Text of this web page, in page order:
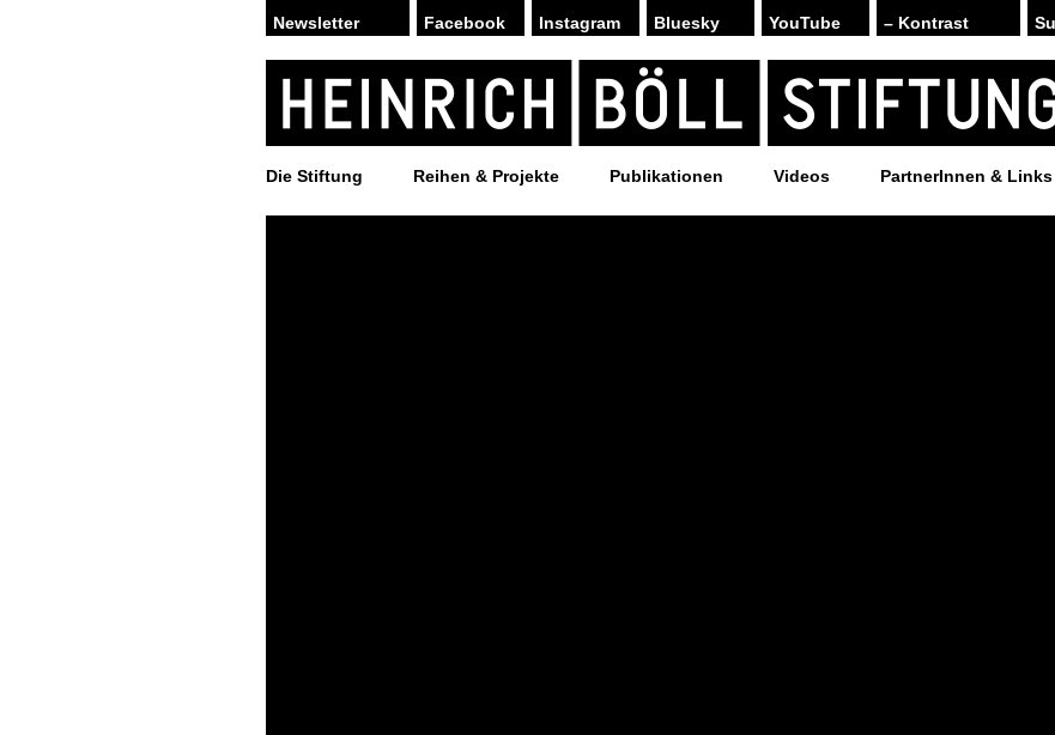
Facebook Instagram Bluesky YouTube – Kontrast
Die Stiftung Reihen & Projekte Publikationen Videos PartnerInnen & Links